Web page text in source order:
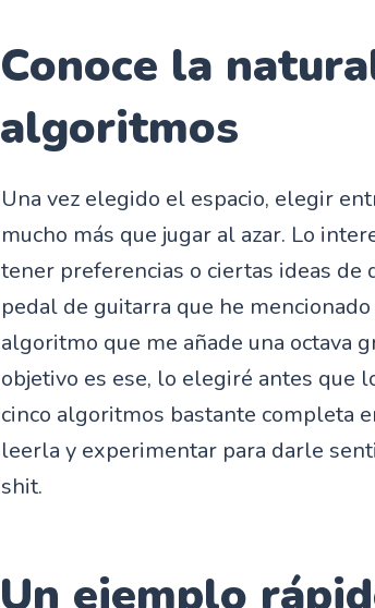
Conoce la
algoritmos
Una vez elegido el espacio, elegir
mucho más que jugar al azar. Lo
tener preferencias o ciertas ideas de
pedal de guitarra que he
algoritmo que me añade una octava
objetivo es ese, lo elegiré antes que
cinco algoritmos bastante completa
leerla y experimentar para darle
shit.
Un ejemplo